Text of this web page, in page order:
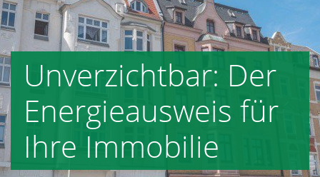
Unverzichtbar: Der
Energieausweis für
Ihre Immobilie